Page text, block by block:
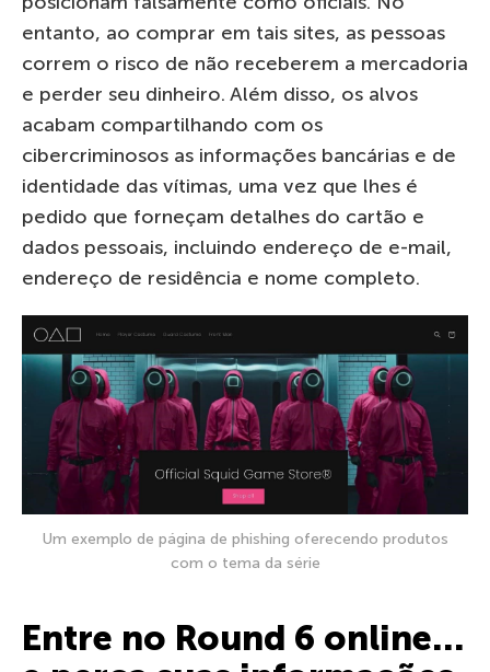
entanto, ao comprar em tais sites, as pessoas
correm o risco de não receberem a mercadoria
e perder seu dinheiro. Além disso, os alvos
acabam compartilhando com os
cibercriminosos as informações bancárias e de
identidade das vítimas, uma vez que lhes é
pedido que forneçam detalhes do cartão e
dados pessoais, incluindo endereço de e-mail,
endereço de residência e nome completo.
Um exemplo de página de phishing oferecendo produtos
com o tema da série
Entre no Round 6 online…